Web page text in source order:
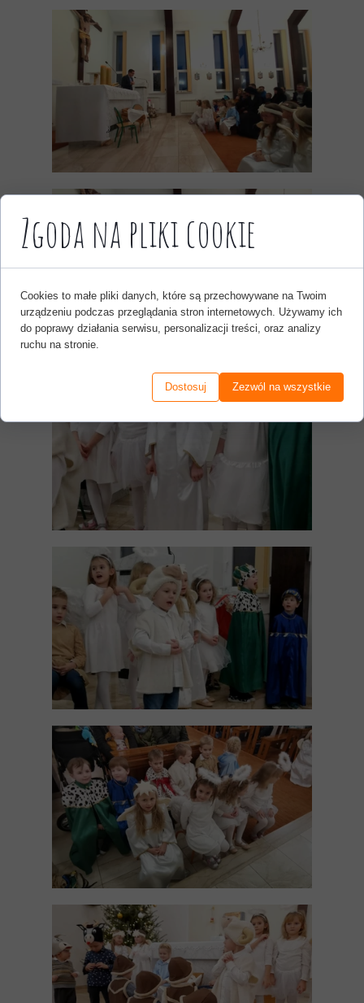
Zgoda na pliki cookie
Cookies to małe pliki danych, które są przechowywane na Twoim
urządzeniu podczas przeglądania stron internetowych. Używamy ich
do poprawy działania serwisu, personalizacji treści, oraz analizy
ruchu na stronie.
Dostosuj Zezwól na wszystkie